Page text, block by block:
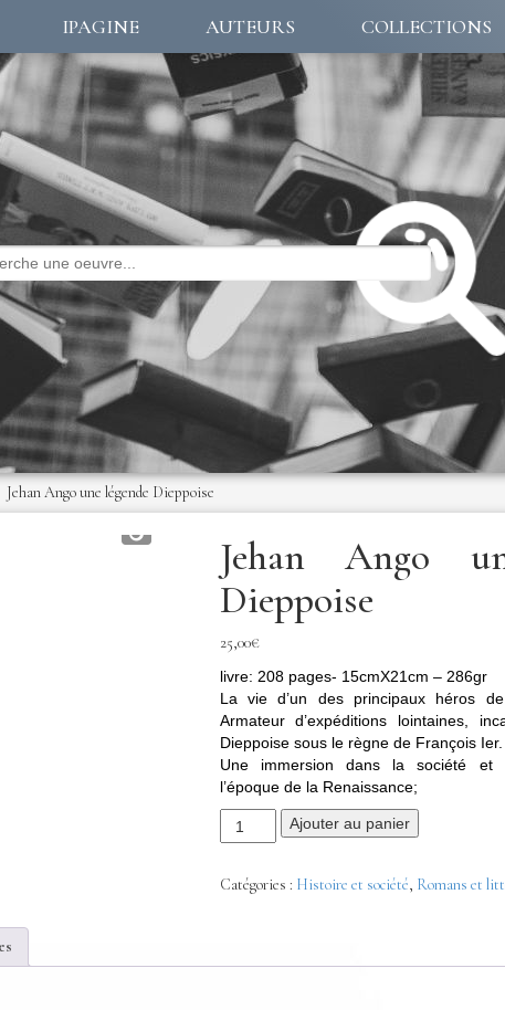
IPAGINE AUTEURS COLLECTIONS
Jehan Ango une légende Dieppoise
Jehan Ango
Dieppoise
25,00€
livre: 208 pages- 15cmX21cm – 286gr
La vie d’un des principaux héros
Armateur d’expéditions lointaines,
Dieppoise sous le règne de François Ier.
Une immersion dans la société et
l’époque de la Renaissance;
Ajouter au panier
Catégories : Histoire et société, Romans et